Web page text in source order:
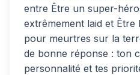
entre Être un super-
extrêmement laid et
pour meurtres sur la
de bonne réponse : ton
personnalité et tes